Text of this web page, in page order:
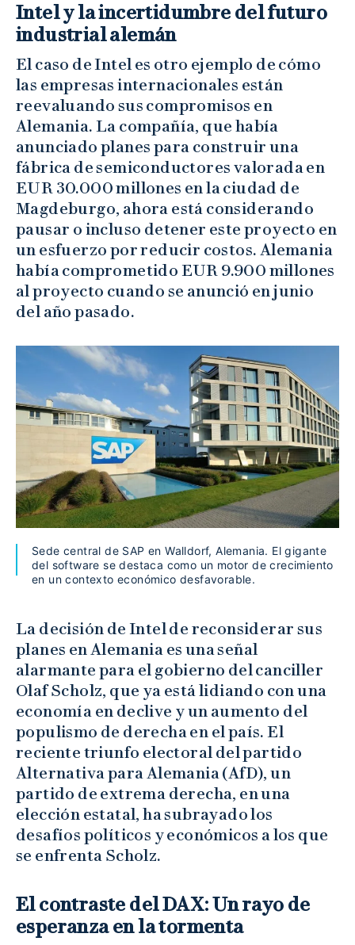
Intel y la incertidumbre del futuro
industrial alemán
El caso de Intel es otro ejemplo de cómo
las empresas internacionales están
reevaluando sus compromisos en
Alemania. La compañía, que había
anunciado planes para construir una
fábrica de semiconductores valorada en
EUR 30.000 millones en la ciudad de
Magdeburgo, ahora está considerando
pausar o incluso detener este proyecto en
un esfuerzo por reducir costos. Alemania
había comprometido EUR 9.900 millones
al proyecto cuando se anunció en junio
del año pasado.
Sede central de SAP en Walldorf, Alemania. El gigante
del software se destaca como un motor de crecimiento
en un contexto económico desfavorable.
La decisión de Intel de reconsiderar sus
planes en Alemania es una señal
alarmante para el gobierno del canciller
Olaf Scholz, que ya está lidiando con una
economía en declive y un aumento del
populismo de derecha en el país. El
reciente triunfo electoral del partido
Alternativa para Alemania (AfD), un
partido de extrema derecha, en una
elección estatal, ha subrayado los
desafíos políticos y económicos a los que
se enfrenta Scholz.
El contraste del DAX: Un rayo de
esperanza en la tormenta